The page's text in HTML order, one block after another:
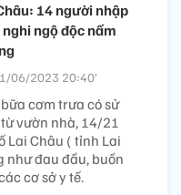
14 người nhập
ngộ độc nấm
06/2023 20:40’
cơm trưa có sử
vườn nhà, 14/21
Lai Châu ( tỉnh Lai
như đau đầu, buồn
cơ sở y tế.